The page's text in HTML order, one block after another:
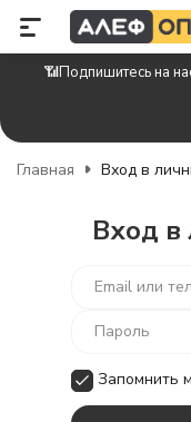
📶Подпишитесь на
Главная Вход в
Вход в
Запомнить